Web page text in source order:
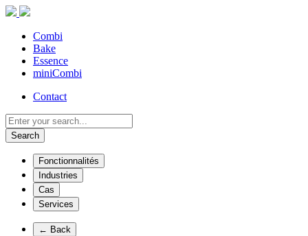
Combi
Bake
Essence
miniCombi
Contact
Search
Fonctionnalités
Industries
Cas
Services
← Back